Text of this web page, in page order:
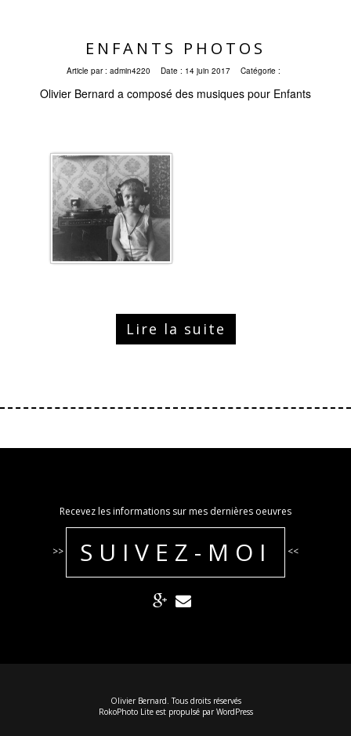
ENFANTS PHOTOS
Article par : admin4220 Date : 14 juin 2017 Catégorie :
Olivier Bernard a composé des musiques pour Enfants
Lire la suite
Recevez les informations sur mes dernières oeuvres
>> SUIVEZ-MOI <<
Olivier Bernard. Tous droits réservés
RokoPhoto Liteest propulsé par WordPress